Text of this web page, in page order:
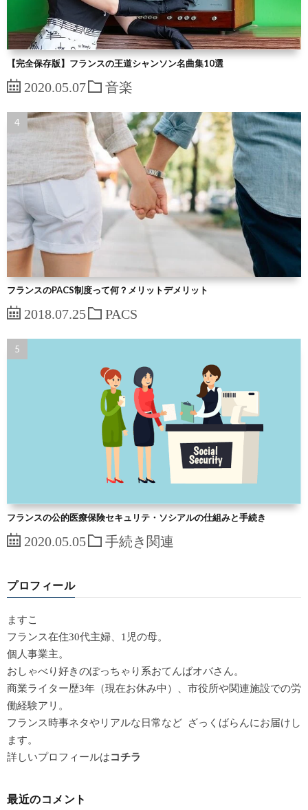
【完全保存版】フランスの王道シャンソン名曲集10選
2020.05.07 音楽
フランスのPACS制度って何？メリットデメリット
2018.07.25 PACS
フランスの公的医療保険セキュリテ・ソシアルの仕組みと手続き
2020.05.05 手続き関連
プロフィール
ますこ
フランス在住30代主婦、1児の母。
個人事業主。
おしゃべり好きのぽっちゃり系おてんばオバさん。
商業ライター歴3年（現在お休み中）、市役所や関連施設での労
働経験アリ。
フランス時事ネタやリアルな日常など ざっくばらんにお届けし
ます。
詳しいプロフィールはコチラ
最近のコメント